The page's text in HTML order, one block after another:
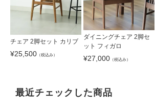
チェア 2脚セット カリブ
¥25,500 （税込み）
ダイニングチェア 2脚セ
ット フィガロ
¥27,000 （税込み）
最近チェックした商品